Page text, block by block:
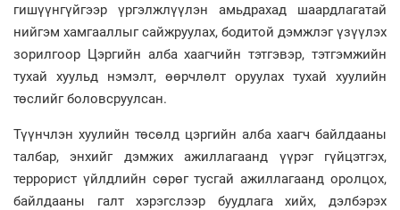
гишүүнгүйгээр үргэлжлүүлэн амьдрахад шаардлагатай
нийгэм хамгааллыг сайжруулах, бодитой дэмжлэг үзүүлэх
зорилгоор Цэргийн алба хаагчийн тэтгэвэр, тэтгэмжийн
тухай хуульд нэмэлт, өөрчлөлт оруулах тухай хуулийн
төслийг боловсруулсан.
Түүнчлэн хуулийн төсөлд цэргийн алба хаагч байлдааны
талбар, энхийг дэмжих ажиллагаанд үүрэг гүйцэтгэх,
террорист үйлдлийн сөрөг тусгай ажиллагаанд оролцох,
байлдааны галт хэрэгслээр буудлага хийх, дэлбэрэх